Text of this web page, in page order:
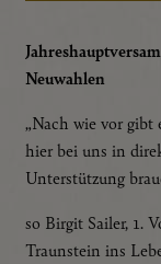
Neuwahlen
„Nach wie vor
hier bei uns in
Unterstützung
so Birgit Sailer, 1.
Traunstein ins